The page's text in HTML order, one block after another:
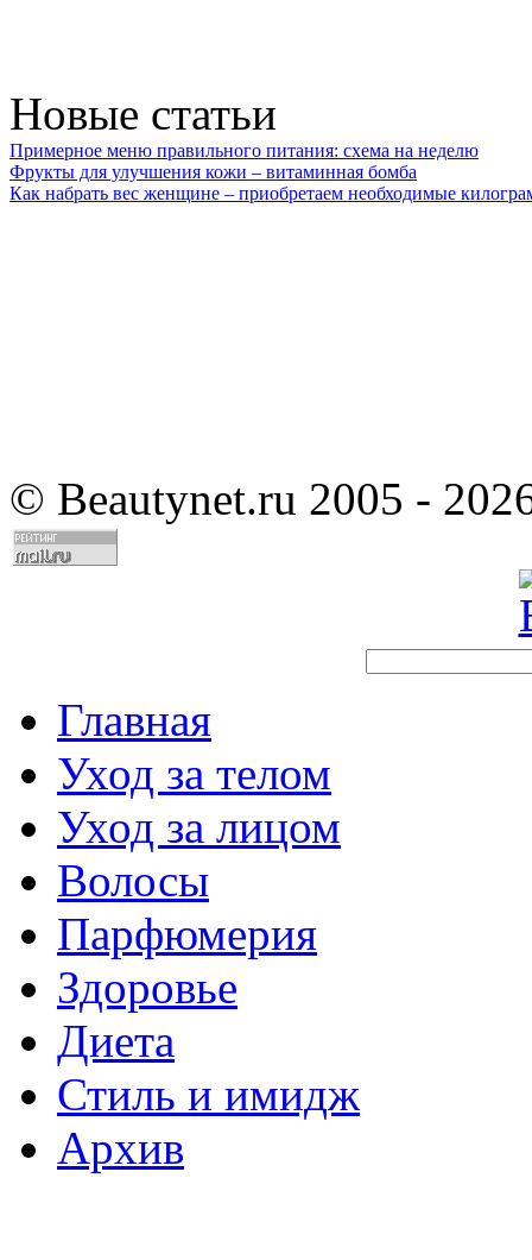
Новые статьи
Примерное меню правильного питания: схема на неделю
Фрукты для улучшения кожи – витаминная бомба
Как набрать вес женщине – приобретаем необходимые
© Beautynet.ru 2005 -
Главная
Уход за телом
Уход за лицом
Волосы
Парфюмерия
Здоровье
Диета
Стиль и имидж
Архив